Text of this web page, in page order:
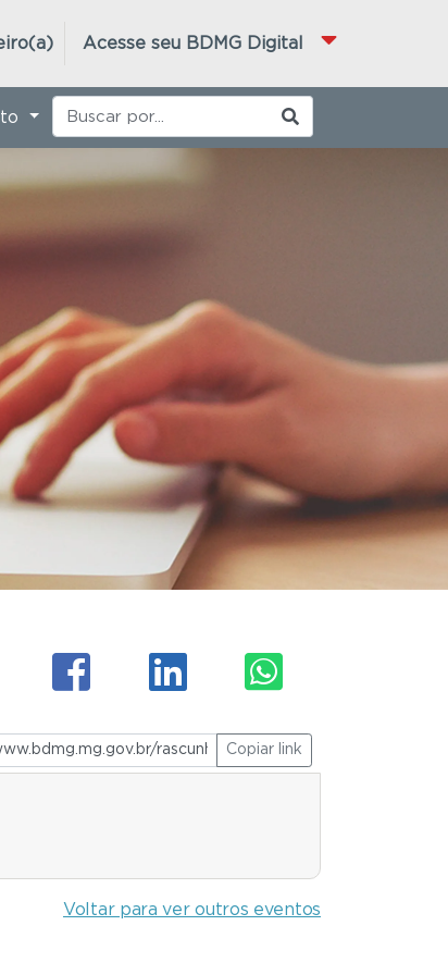
Acesse seu BDMG Digital
Copiar link
Voltar para ver outros eventos